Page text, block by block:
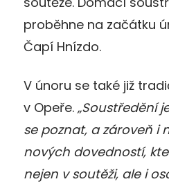
proběhne na začátku
Čapí Hnízdo.
V únoru se také již
v Opeře. „Soustředění
se poznat, a zároveň i
nových dovedností,
nejen v soutěži, ale i